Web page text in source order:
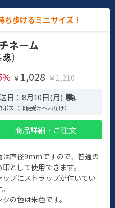
歩けるミニサイズ！
ネーム
)
￥ 1,028 ￥1,210
日：8月10日(月)
ポス（郵便受けへお届け）
商品詳細・ご注文
は直径9mmですので、普通の
印として使用できます。
ップにストラップが付いてい
クの色は朱色です。